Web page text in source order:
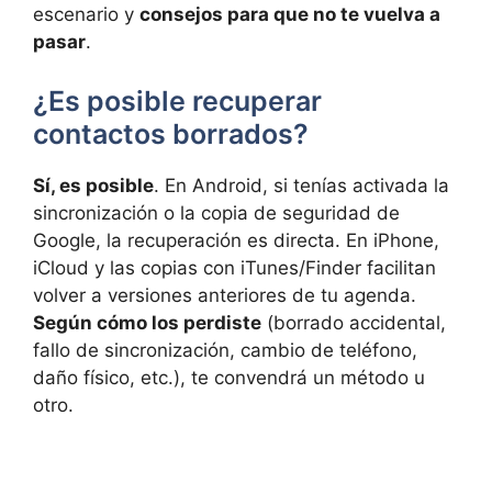
escenario y consejos para que no te vuelva a
pasar.
¿Es posible recuperar
contactos borrados?
Sí, es posible. En Android, si tenías activada la
sincronización o la copia de seguridad de
Google, la recuperación es directa. En iPhone,
iCloud y las copias con iTunes/Finder facilitan
volver a versiones anteriores de tu agenda.
Según cómo los perdiste (borrado accidental,
fallo de sincronización, cambio de teléfono,
daño físico, etc.), te convendrá un método u
otro.